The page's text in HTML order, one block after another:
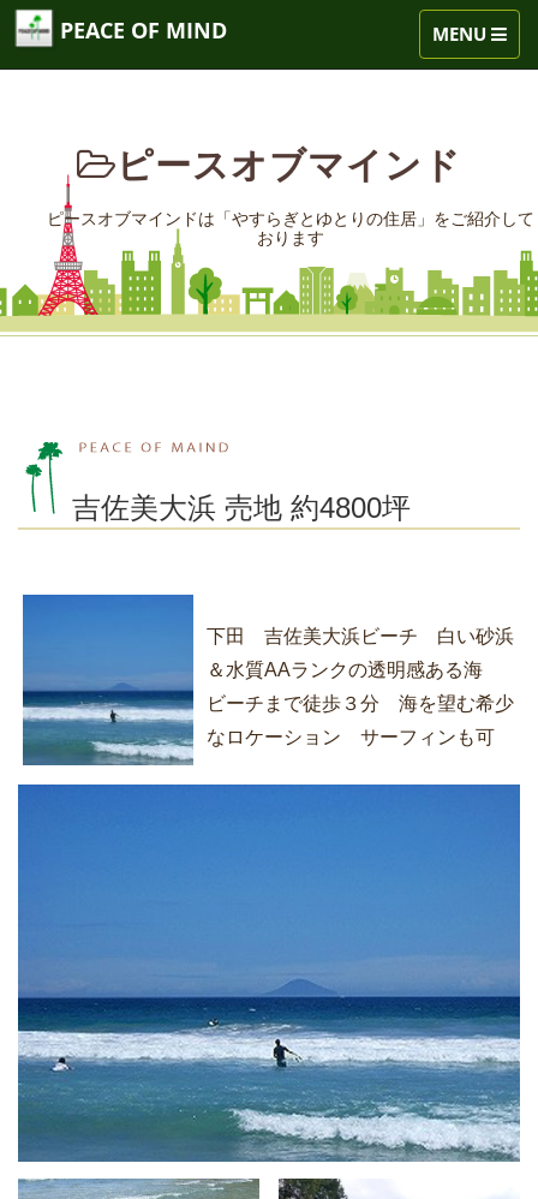
TOGGLE
MENU
PEACE OF MIND
ピースオブマインド
ピースオブマインドは「やすらぎとゆとりの住居」をご紹介して
おります
吉佐美大浜 売地 約4800坪
下田 吉佐美大浜ビーチ 白い砂浜
＆水質AAランクの透明感ある海
ビーチまで徒歩３分 海を望む希少
なロケーション サーフィンも可